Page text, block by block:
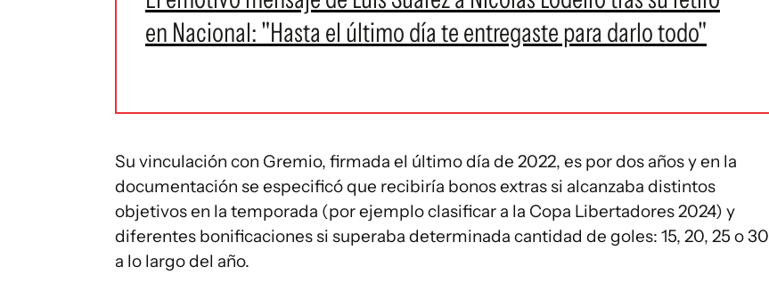
en Nacional: "Hasta el último día te entregaste para darlo todo"
Su vinculación con Gremio, firmada el último día de 2022, es por dos años y en la
documentación se especificó que recibiría bonos extras si alcanzaba distintos
objetivos en la temporada (por ejemplo clasificar a la Copa Libertadores 2024) y
diferentes bonificaciones si superaba determinada cantidad de goles: 15, 20, 25 o 30
a lo largo del año.